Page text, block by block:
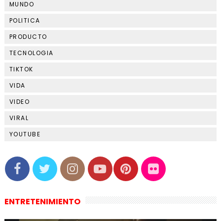
MUNDO
POLITICA
PRODUCTO
TECNOLOGIA
TIKTOK
VIDA
VIDEO
VIRAL
YOUTUBE
ENTRETENIMIENTO